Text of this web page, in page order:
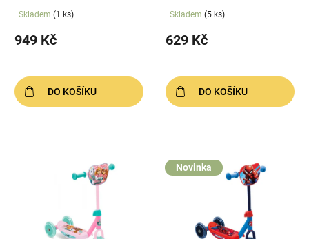
Skladem (1 ks)
949 Kč
DO KOŠÍKU
Skladem (5 ks)
629 Kč
DO KOŠÍKU
Novinka